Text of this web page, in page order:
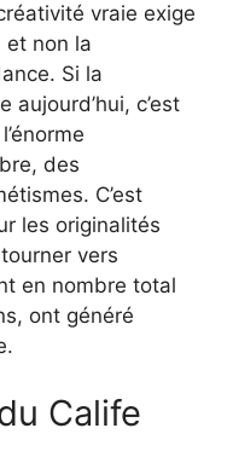
vraie exige
et non la
Si la
c’est
des
C’est
les originalités
vers
en nombre total
ont généré
Calife